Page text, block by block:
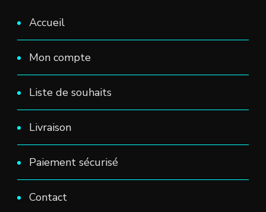
Accueil
Mon compte
Liste de souhaits
Livraison
Paiement sécurisé
Contact